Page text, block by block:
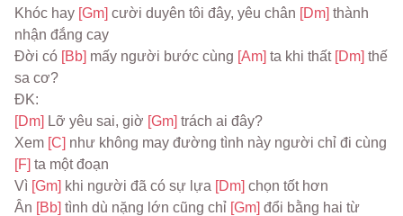
Khóc hay [Gm] cười duyên tôi đây, yêu chân [Dm] thành
nhận đắng cay
Đời có [Bb] mấy người bước cùng [Am] ta khi thất [Dm] thế
sa cơ?
ĐK:
[Dm] Lỡ yêu sai, giờ [Gm] trách ai đây?
Xem [C]
[F] ta một đoạn
Vì [Gm] khi người đã có sự lựa [Dm] chọn tốt hơn
Ân [Bb] tình dù nặng lớn cũng chỉ [Gm] đổi bằng hai từ